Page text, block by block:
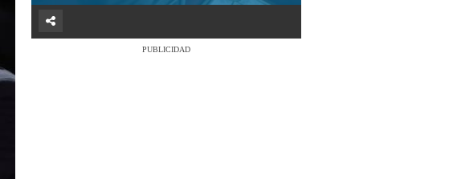
PUBLICIDAD